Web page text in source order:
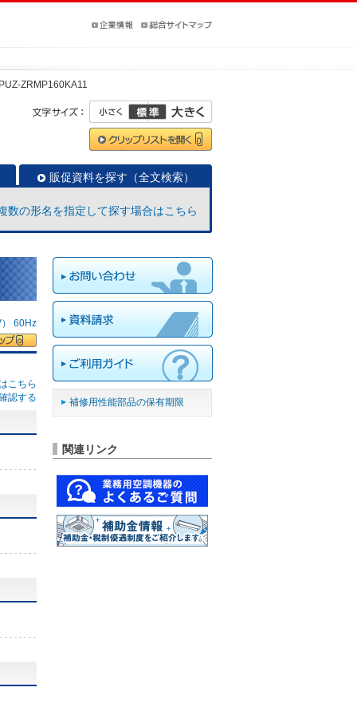
ZRMP160KA11
販促資料を探す（全文検索）
数の形名を指定して探す場合はこちら
60Hz
こちら
認する
補修用性能部品の保有期限
関連リンク